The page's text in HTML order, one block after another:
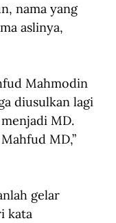
nama yang
aslinya,
Mahmodin
diusulkan lagi
MD.
MD,”
gelar
kata